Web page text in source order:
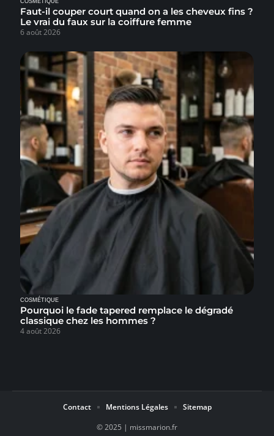
COSMÉTIQUE
Faut-il couper court quand on a les cheveux fins ?
Le vrai du faux sur la coiffure femme
6 août 2026
COSMÉTIQUE
Pourquoi le fade tapered remplace le dégradé
classique chez les hommes ?
4 août 2026
© 2025 | missmarion.fr
Contact Mentions Légales Sitemap